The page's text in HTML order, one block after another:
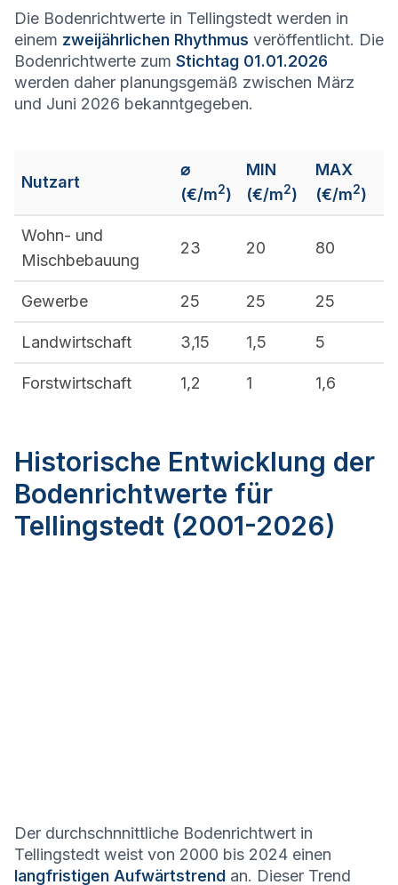
Die Bodenrichtwerte in Tellingstedt werden in
einem zweijährlichen Rhythmus veröffentlicht. Die
Bodenrichtwerte zum Stichtag 01.01.2026
werden daher planungsgemäß zwischen März
und Juni 2026 bekanntgegeben.
Nutzart
⌀
(€/m2)
MIN
(€/m2)
MAX
(€/m2)
Wohn- und
Mischbebauung
23 20 80
Gewerbe 25 25 25
Landwirtschaft 3,15 1,5 5
Forstwirtschaft 1,2 1 1,6
Historische Entwicklung der
Bodenrichtwerte für
Tellingstedt (2001-2026)
Der durchschnnittliche Bodenrichtwert in
Tellingstedt weist von 2000 bis 2024 einen
langfristigen Aufwärtstrend an. Dieser Trend